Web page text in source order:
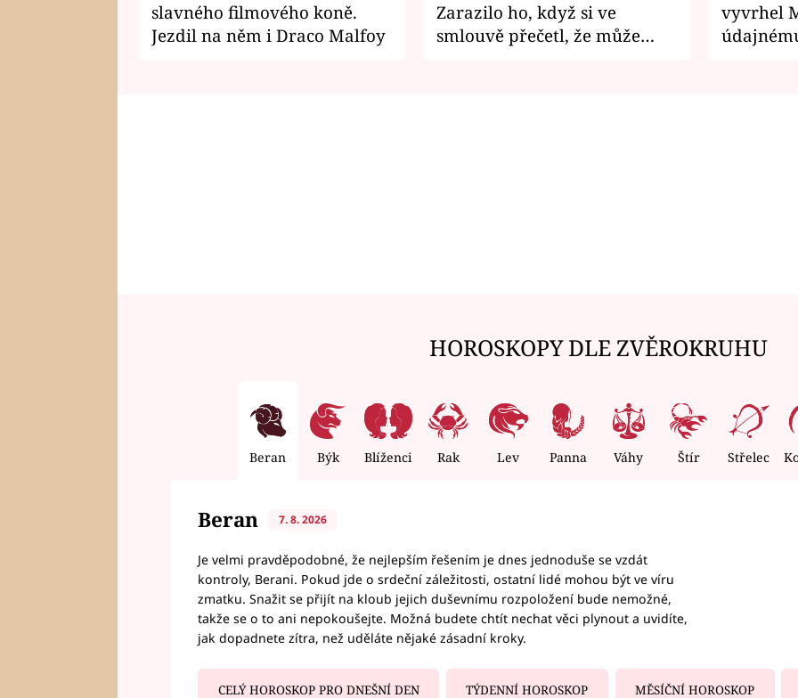
slavného filmového koně.
Jezdil na něm i Draco Malfoy
Zarazilo ho, když si ve
smlouvě přečetl, že může
vyvrhel
HOROSKOPY DLE ZVĚROKRUHU
Beran Býk Blíženci Rak Lev Panna Váhy Štír Střelec
Beran 7. 8. 2026
Je velmi pravděpodobné, že nejlepším řešením je dnes jednoduše se vzdát
kontroly, Berani. Pokud jde o srdeční záležitosti, ostatní lidé mohou být ve víru
zmatku. Snažit se přijít na kloub jejich duševnímu rozpoložení bude nemožné,
takže se o to ani nepokoušejte. Možná budete chtít nechat věci plynout a uvidíte,
jak dopadnete zítra, než uděláte nějaké zásadní kroky.
CELÝ HOROSKOP PRO DNEŠNÍ DEN TÝDENNÍ HOROSKOP MĚSÍČNÍ HOROSKOP